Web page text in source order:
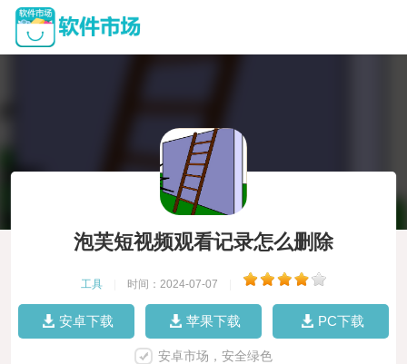
泡芙短视频观看记录怎么删除
工具 时间：2024-07-07
安卓下载 苹果下载 PC下载
安卓市场，安全绿色